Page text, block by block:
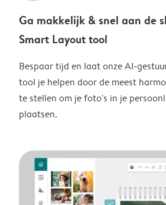
Ga makkelijk & snel aan de
Smart Layout tool
Bespaar tijd en laat onze AI-
tool je helpen door de meest
te stellen om je foto's in je
plaatsen.